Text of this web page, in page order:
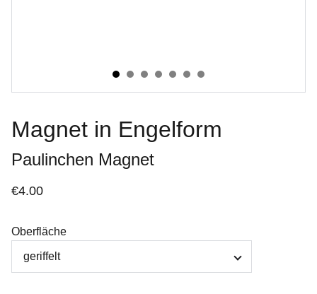
Magnet in Engelform
Paulinchen Magnet
€4.00
Oberfläche